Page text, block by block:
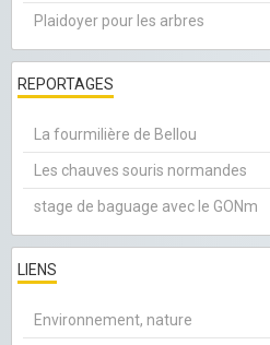
Plaidoyer pour les arbres
REPORTAGES
La fourmilière de Bellou
Les chauves souris normandes
stage de baguage avec le GONm
LIENS
Environnement, nature